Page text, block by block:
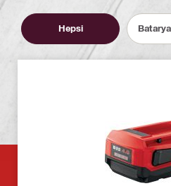
Hepsi